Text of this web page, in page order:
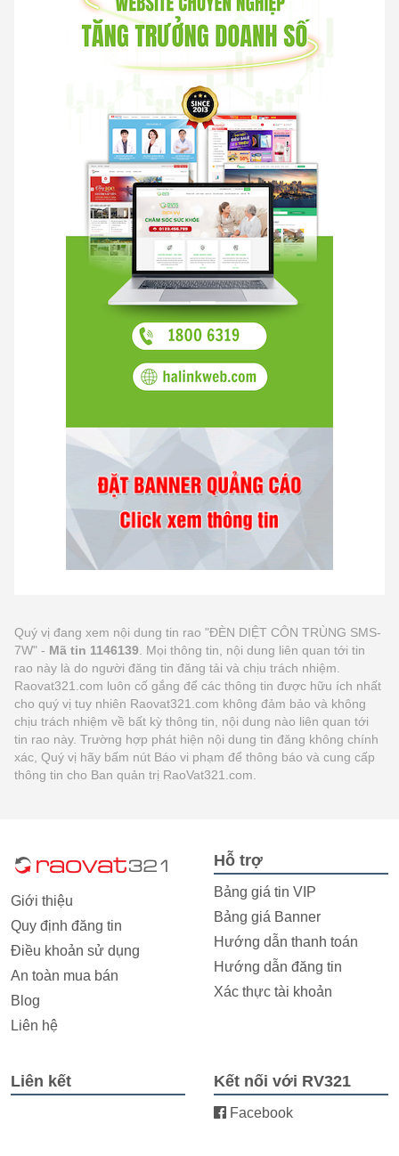
Quý vị đang xem nội dung tin rao "ĐÈN DIỆT CÔN TRÙNG SMS-
7W" - Mã tin 1146139 . Mọi thông tin, nội dung liên quan tới tin
rao này là do người đăng tin đăng tải và chịu trách nhiệm.
Raovat321.com luôn cố gắng để các thông tin được hữu ích nhất
cho quý vị tuy nhiên Raovat321.com không đảm bảo và không
chịu trách nhiệm về bất kỳ thông tin, nội dung nào liên quan tới
tin rao này. Trường hợp phát hiện nội dung tin đăng không chính
xác, Quý vị hãy bấm nút Báo vi phạm để thông báo và cung cấp
thông tin cho Ban quản trị RaoVat321.com.
Giới thiệu
Quy định đăng tin
Điều khoản sử dụng
An toàn mua bán
Blog
Liên hệ
Hỗ trợ
Bảng giá tin VIP
Bảng giá Banner
Hướng dẫn thanh toán
Hướng dẫn đăng tin
Xác thực tài khoản
Liên kết Kết nối với RV321
Facebook